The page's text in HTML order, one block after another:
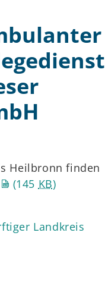
Heilbronn finden
(145 KB)
Landkreis